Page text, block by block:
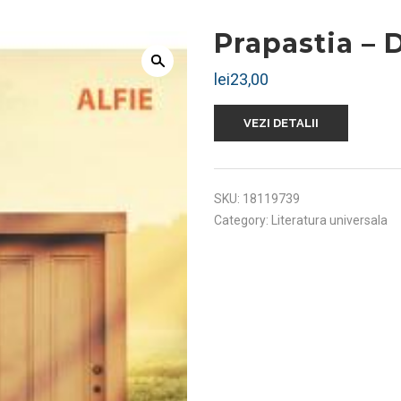
Prapastia –
lei23,00
VEZI DETALII
SKU: 18119739
Category:
Literatura universala